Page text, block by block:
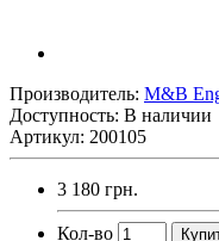
Производитель: M&B
Доступность: В наличии
Артикул: 200105
3 180 грн.
Кол-во